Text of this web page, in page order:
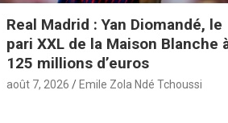
Real Madrid : Yan Diomandé, le
pari XXL de la Maison Blanche
125 millions d’euros
août 7, 2026 Emile Zola Ndé Tchoussi